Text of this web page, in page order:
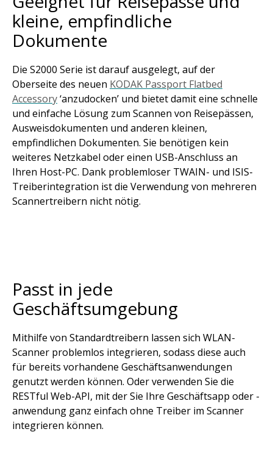
kleine, empfindliche
Dokumente
Die S2000 Serie ist darauf ausgelegt, auf der
Oberseite des neuen KODAK Passport Flatbed
Accessory‘anzudocken’ und bietet damit eine schnelle
und einfache Lösung zum Scannen von Reisepässen,
Ausweisdokumenten und anderen kleinen,
empfindlichen Dokumenten. Sie benötigen kein
weiteres Netzkabel oder einen USB-Anschluss an
Ihren Host-PC. Dank problemloser TWAIN- und ISIS-
Treiberintegration ist die Verwendung von mehreren
Scannertreibern nicht nötig.
Passt in jede
Geschäftsumgebung
Mithilfe von Standardtreibern lassen sich WLAN-
Scanner problemlos integrieren, sodass diese auch
für bereits vorhandene Geschäftsanwendungen
genutzt werden können. Oder verwenden Sie die
RESTful Web-API, mit der Sie Ihre Geschäftsapp oder -
anwendung ganz einfach ohne Treiber im Scanner
integrieren können.